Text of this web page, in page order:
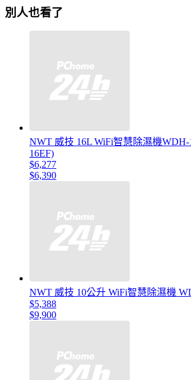
別人也看了
NWT 威技 16L WiFi智慧除濕機
16EF)
$6,277
$6,390
NWT 威技 10公升 WiFi智慧除濕機
$5,388
$9,900